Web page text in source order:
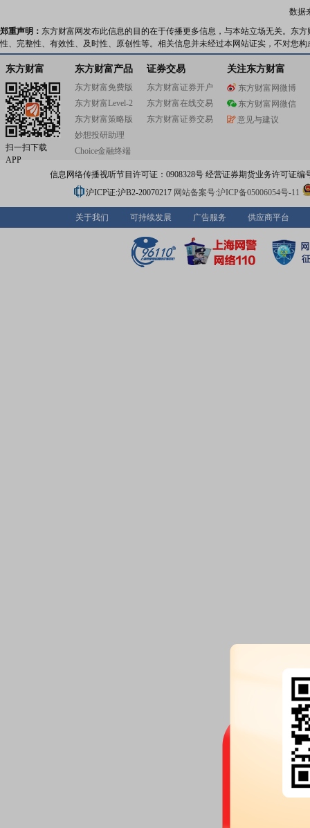
数据
郑重声明： 东方财富网发布此信息的目的在于传播更多信息，与本站立场无关。东
性、完整性、有效性、及时性、原创性等。相关信息并未经过本网站证实，不对您
东方财富
扫一扫下载
APP
东方财富产品
东方财富免费版
东方财富Level-2
东方财富策略版
妙想投研助理
Choice金融终端
证券交易
东方财富证券开户
东方财富在线交易
东方财富证券交易
关注东方财富
东方财富网微博
东方财富网微信
意见与建议
信息网络传播视听节目许可证：0908328号 经营证券期货业务许可证编
沪ICP证:沪B2-20070217 网站备案号:沪ICP备05006054号-11
关于我们 可持续发展 广告服务 供应商平台